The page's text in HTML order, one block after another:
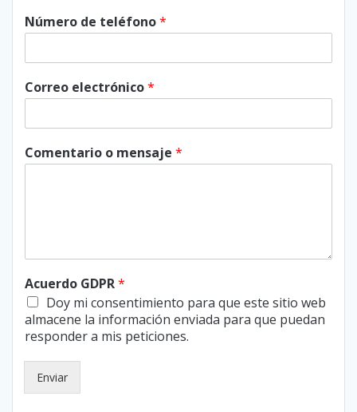
Número de teléfono*
Correo electrónico*
Comentario o mensaje *
Acuerdo GDPR*
Doy mi consentimiento para que este sitio web
almacene la información enviada para que puedan
responder a mis peticiones.
Enviar